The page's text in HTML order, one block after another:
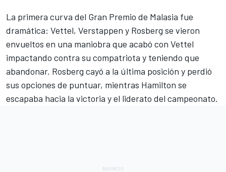
La primera curva del Gran Premio de Malasia fue
dramática: Vettel, Verstappen y Rosberg se vieron
envueltos en una maniobra que acabó con Vettel
impactando contra su compatriota y teniendo que
abandonar. Rosberg cayó a la última posición y perdió
sus opciones de puntuar, mientras Hamilton se
escapaba hacia la victoria y el liderato del campeonato.